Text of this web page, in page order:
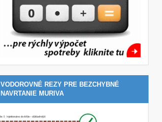
VODOROVNÉ REZY PRE BEZCHYBNÉ
NAVRTANIE MURIVA